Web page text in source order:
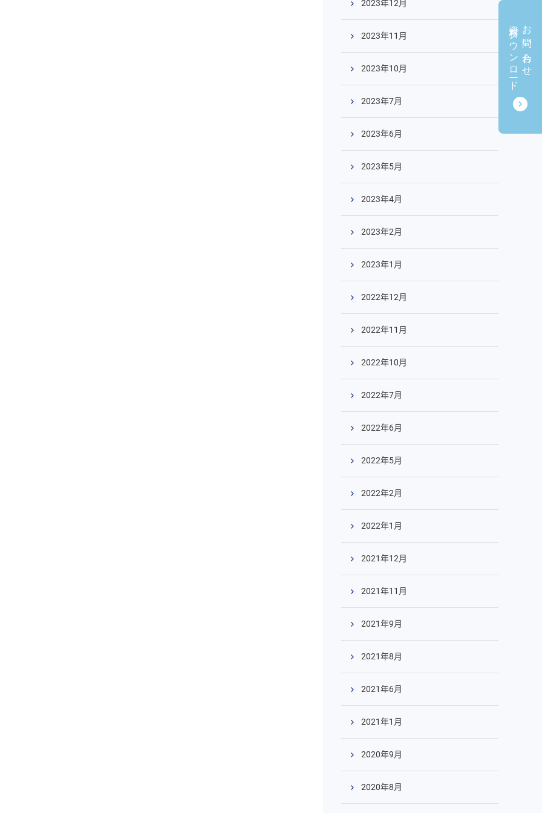
お問い合わせ
資料ダウンロード
2023年12月
2023年11月
2023年10月
2023年7月
2023年6月
2023年5月
2023年4月
2023年2月
2023年1月
2022年12月
2022年11月
2022年10月
2022年7月
2022年6月
2022年5月
2022年2月
2022年1月
2021年12月
2021年11月
2021年9月
2021年8月
2021年6月
2021年1月
2020年9月
2020年8月